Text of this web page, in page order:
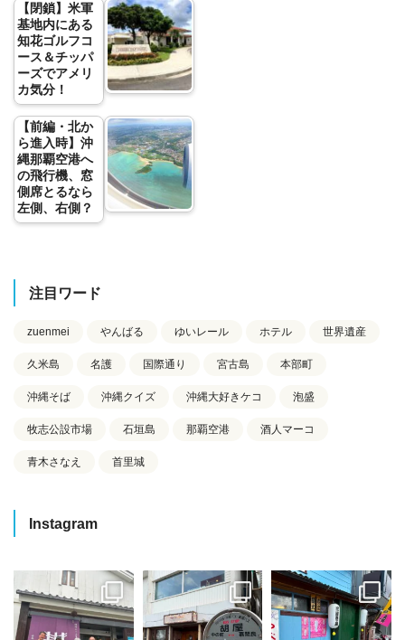
【閉鎖】米軍
基地内にある
知花ゴルフコ
ース＆チッパ
ーズでアメリ
カ気分！
【前編・北か
ら進入時】沖
縄那覇空港へ
の飛行機、窓
側席とるなら
左側、右側？
注目ワード
zuenmei やんばる ゆいレール ホテル 世界遺産
久米島 名護 国際通り 宮古島 本部町
沖縄そば 沖縄クイズ 沖縄大好きケコ 泡盛
牧志公設市場 石垣島 那覇空港 酒人マーコ
青木さなえ 首里城
Instagram